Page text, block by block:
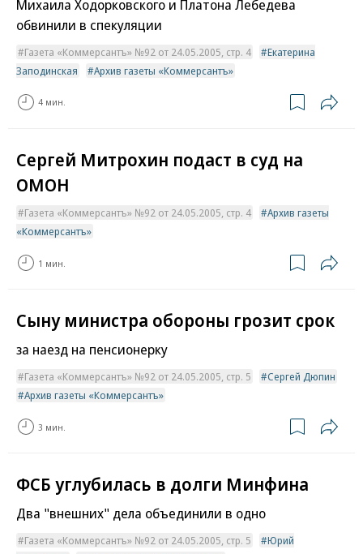
Михаила Ходорковского и Платона Лебедева
обвинили в спекуляции
Газета «Коммерсантъ» №92 от 24.05.2005, стр. 4
Екатерина
Заподинская
Архив газеты «Коммерсантъ»
4 мин.
Сергей Митрохин подаст в суд на
ОМОН
Газета «Коммерсантъ» №92 от 24.05.2005, стр. 4
Архив газеты
«Коммерсантъ»
1 мин.
Сыну министра обороны грозит срок
за наезд на пенсионерку
Газета «Коммерсантъ» №92 от 24.05.2005, стр. 5
Сергей Дюпин
Архив газеты «Коммерсантъ»
3 мин.
ФСБ углубилась в долги Минфина
Два "внешних" дела объединили в одно
Газета «Коммерсантъ» №92 от 24.05.2005, стр. 5
Юрий